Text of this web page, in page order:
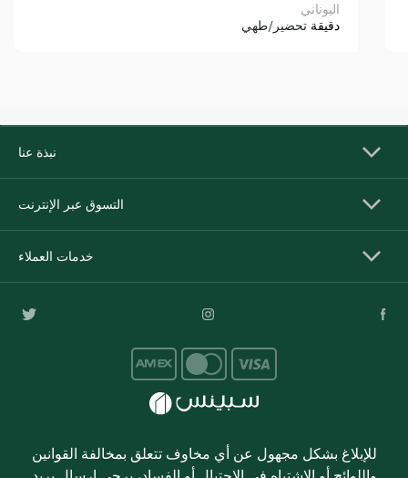
اليوناني
دقيقة تحضير/طهي
نبذة عنا
التسوق عبر الإنترنت
خدمات العملاء
للإبلاغ بشكل مجهول عن أي مخاوف تتعلق بمخالفة القوانين